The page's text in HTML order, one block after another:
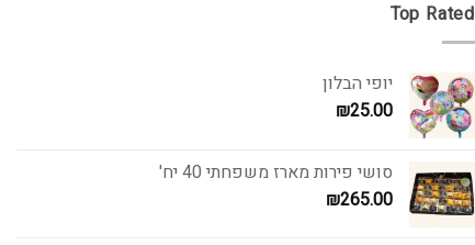
Top Rated
יופי הבלון
₪25.00
סושי פירות מארז משפחתי 40 יח'
₪265.00